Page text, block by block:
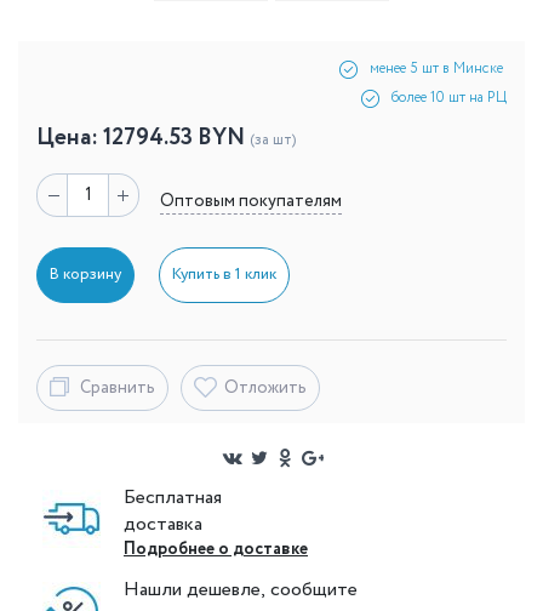
менее 5 шт в Минске
более 10 шт на РЦ
Цена:12794.53 BYN (за шт)
Оптовым покупателям
В корзину Купить в 1 клик
Сравнить Отложить
Бесплатная
доставка
Подробнее о доставке
Нашли дешевле, сообщите